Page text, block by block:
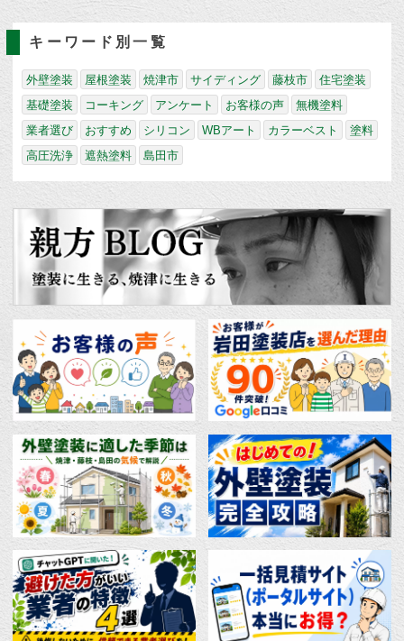
キーワード別一覧
外壁塗装 屋根塗装 焼津市 サイディング 藤枝市
住宅塗装
基礎塗装
コーキング アンケート お客様の声
無機塗料
業者選び
おすすめ シリコン WBアート カラーベスト
塗料
高圧洗浄
遮熱塗料 島田市